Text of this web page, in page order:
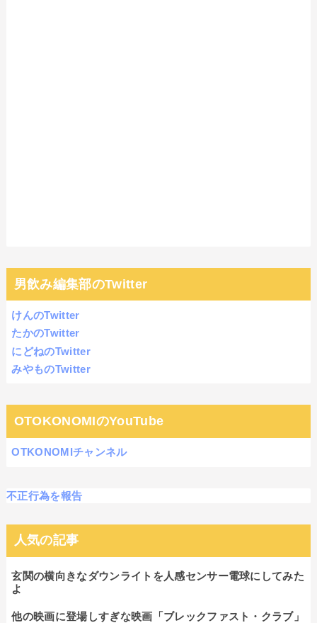
男飲み編集部のTwitter
けんのTwitter
たかのTwitter
にどねのTwitter
みやものTwitter
OTOKONOMIのYouTube
OTKONOMIチャンネル
不正行為を報告
人気の記事
玄関の横向きなダウンライトを人感センサー電球にしてみた
よ
他の映画に登場しすぎな映画「ブレックファスト・クラブ」